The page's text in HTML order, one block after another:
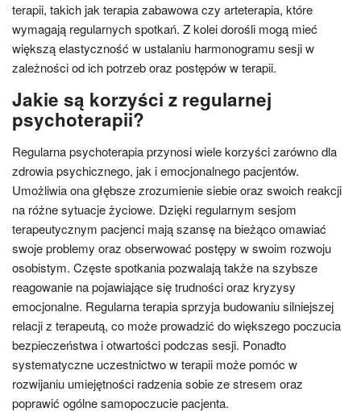
terapii, takich jak terapia zabawowa czy arteterapia, które
wymagają regularnych spotkań. Z kolei dorośli mogą mieć
większą elastyczność w ustalaniu harmonogramu sesji w
zależności od ich potrzeb oraz postępów w terapii.
Jakie są korzyści z regularnej
psychoterapii?
Regularna psychoterapia przynosi wiele korzyści zarówno dla
zdrowia psychicznego, jak i emocjonalnego pacjentów.
Umożliwia ona głębsze zrozumienie siebie oraz swoich reakcji
na różne sytuacje życiowe. Dzięki regularnym sesjom
terapeutycznym pacjenci mają szansę na bieżąco omawiać
swoje problemy oraz obserwować postępy w swoim rozwoju
osobistym. Częste spotkania pozwalają także na szybsze
reagowanie na pojawiające się trudności oraz kryzysy
emocjonalne. Regularna terapia sprzyja budowaniu silniejszej
relacji z terapeutą, co może prowadzić do większego poczucia
bezpieczeństwa i otwartości podczas sesji. Ponadto
systematyczne uczestnictwo w terapii może pomóc w
rozwijaniu umiejętności radzenia sobie ze stresem oraz
poprawić ogólne samopoczucie pacjenta.